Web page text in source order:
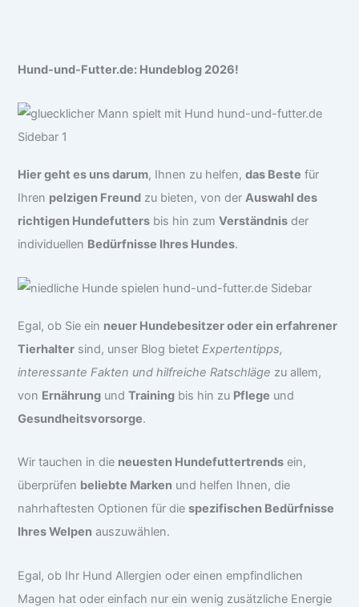
Hund-und-Futter.de: Hundeblog 2026!
Hier geht es uns darum, Ihnen zu helfen,das Beste für
Ihren pelzigen Freund zu bieten, von derAuswahl des
richtigen Hundefutters bis hin zumVerständnis der
individuellen Bedürfnisse Ihres Hundes.
Egal, ob Sie ein neuer Hundebesitzer oder ein erfahrener
Tierhalter sind, unser Blog bietetExpertentipps,
interessante Fakten und hilfreiche Ratschläge zu allem,
von Ernährung undTraining bis hin zu Pflege und
Gesundheitsvorsorge.
Wir tauchen in die neuesten Hundefuttertrends ein,
überprüfen beliebte Marken und helfen Ihnen, die
nahrhaftesten Optionen für diespezifischen Bedürfnisse
Ihres Welpen auszuwählen.
Egal, ob Ihr Hund Allergien oder einen empfindlichen
Magen hat oder einfach nur ein wenig zusätzliche Energie